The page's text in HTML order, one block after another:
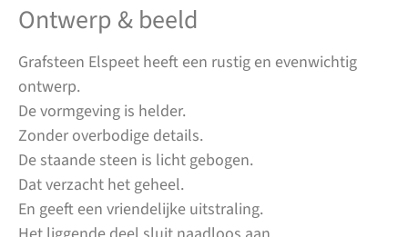
Ontwerp & beeld
Grafsteen Elspeet heeft een rustig en evenwichtig
ontwerp.
De vormgeving is helder.
Zonder overbodige details.
De staande steen is licht gebogen.
Dat verzacht het geheel.
En geeft een vriendelijke uitstraling.